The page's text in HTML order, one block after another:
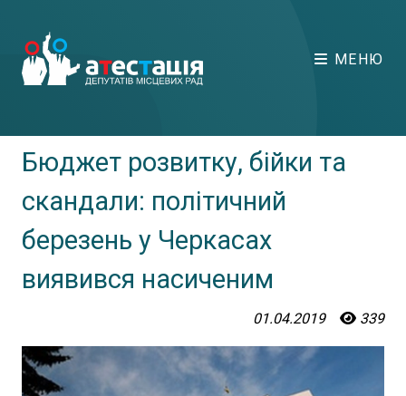
МЕНЮ
Бюджет розвитку, бійки та
скандали: політичний
березень у Черкасах
виявився насиченим
01.04.2019 339